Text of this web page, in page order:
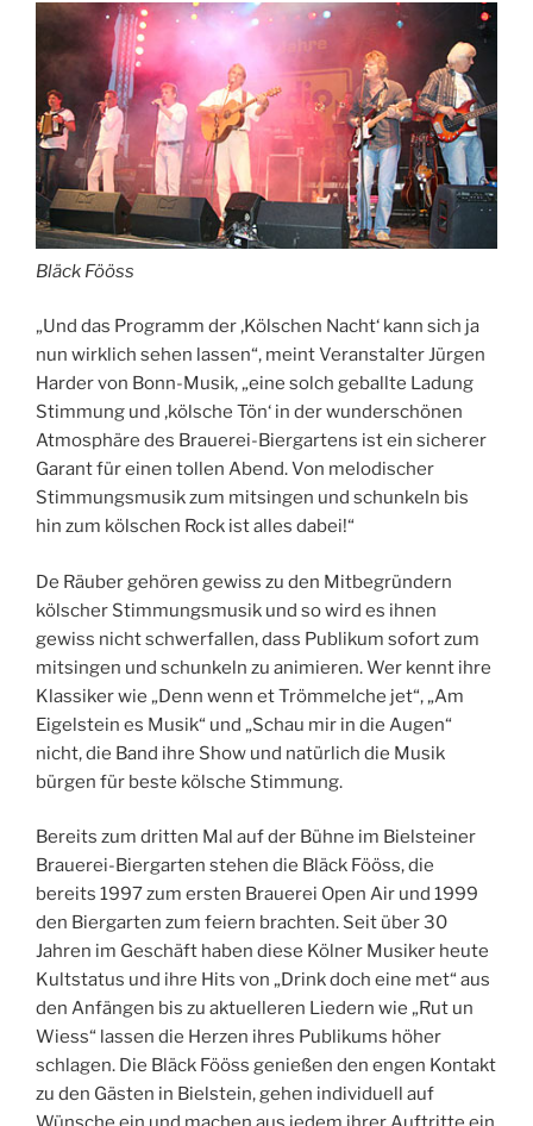
Bläck Fööss
„Und das Programm der ‚Kölschen Nacht‘ kann sich ja
nun wirklich sehen lassen“, meint Veranstalter Jürgen
Harder von Bonn-Musik, „eine solch geballte Ladung
Stimmung und ‚kölsche Tön‘ in der wunderschönen
Atmosphäre des Brauerei-Biergartens ist ein sicherer
Garant für einen tollen Abend. Von melodischer
Stimmungsmusik zum mitsingen und schunkeln bis
hin zum kölschen Rock ist alles dabei!“
De Räuber gehören gewiss zu den Mitbegründern
kölscher Stimmungsmusik und so wird es ihnen
gewiss nicht schwerfallen, dass Publikum sofort zum
mitsingen und schunkeln zu animieren. Wer kennt ihre
Klassiker wie „Denn wenn et Trömmelche jet“, „Am
Eigelstein es Musik“ und „Schau mir in die Augen“
nicht, die Band ihre Show und natürlich die Musik
bürgen für beste kölsche Stimmung.
Bereits zum dritten Mal auf der Bühne im Bielsteiner
Brauerei-Biergarten stehen die Bläck Fööss, die
bereits 1997 zum ersten Brauerei Open Air und 1999
den Biergarten zum feiern brachten. Seit über 30
Jahren im Geschäft haben diese Kölner Musiker heute
Kultstatus und ihre Hits von „Drink doch eine met“ aus
den Anfängen bis zu aktuelleren Liedern wie „Rut un
Wiess“ lassen die Herzen ihres Publikums höher
schlagen. Die Bläck Fööss genießen den engen Kontakt
zu den Gästen in Bielstein, gehen individuell auf